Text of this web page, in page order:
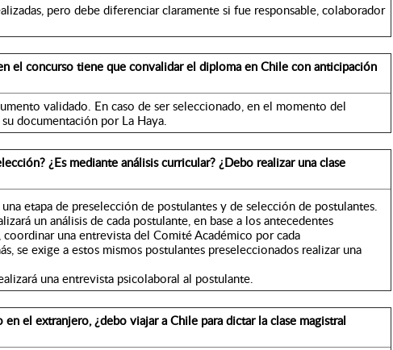
pero debe diferenciar claramente si fue responsable, colaborador
el concurso tiene que convalidar el diploma en Chile con anticipación
validado. En caso de ser seleccionado, en el momento del
documentación por La Haya.
¿Es mediante análisis curricular? ¿Debo realizar una clase
etapa de preselección de postulantes y de selección de postulantes.
un análisis de cada postulante, en base a los antecedentes
una entrevista del Comité Académico por cada
se exige a estos mismos postulantes preseleccionados realizar una
una entrevista psicolaboral al postulante.
el extranjero, ¿debo viajar a Chile para dictar la clase magistral